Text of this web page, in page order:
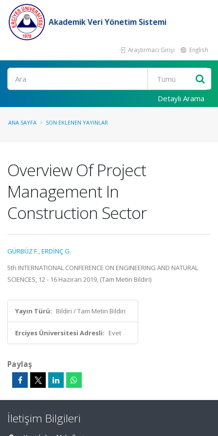
Akademik Veri Yönetim Sistemi
Araştırmacı Girişi English
Ara
Detaylı Arama
ANA SAYFA SON EKLENEN YAYINLAR
Overview Of Project
Management In
Construction Sector
GÜRBÜZ F.,ERDİNÇ G.
5th INTERNATIONAL CONFERENCE ON ENGINEERING AND NATURAL
SCIENCES, 12 - 16 Haziran 2019, (Tam Metin Bildiri)
Yayın Türü: Bildiri / Tam Metin Bildiri
Erciyes Üniversitesi Adresli: Evet
Paylaş
İletişim Bilgileri